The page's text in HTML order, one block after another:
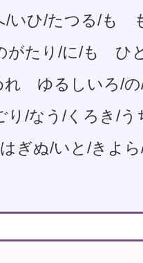
/いひ/たつる/も
たり/に/も ひ
れ ゆるしいろ/
/なう/くろき/う
ぎぬ/いと/きよ